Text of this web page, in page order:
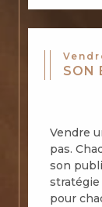
SON
Vendre
pas.
son
pour